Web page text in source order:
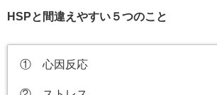
HSPと間違えやすい５つのこと
① 心因反応